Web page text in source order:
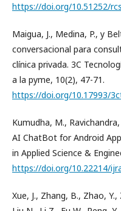
https://doi.org/10.51252/
Maigua, J., Medina, P., y
conversacional para
clínica privada. 3C
a la pyme, 10(2), 47-71.
https://doi.org/10.17993/
Kumudha, M.,
AI ChatBot for Android
in Applied Science &
https://doi.org/10.22214/
Xue, J., Zhang, B., Zhao, Y.,